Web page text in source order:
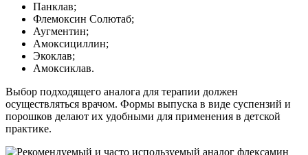
Панклав;
Флемоксин Солютаб;
Аугментин;
Амоксициллин;
Экоклав;
Амоксиклав.
Выбор подходящего аналога для терапии должен
осуществляться врачом. Формы выпуска в виде суспензий и
порошков делают их удобными для применения в детской
практике.